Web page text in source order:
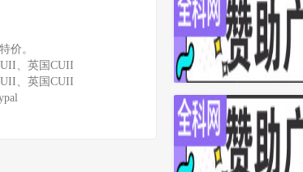
价。
、英国CUII
、英国CUII